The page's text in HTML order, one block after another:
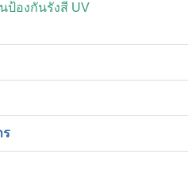
ป้องกันรังสี UV
ร